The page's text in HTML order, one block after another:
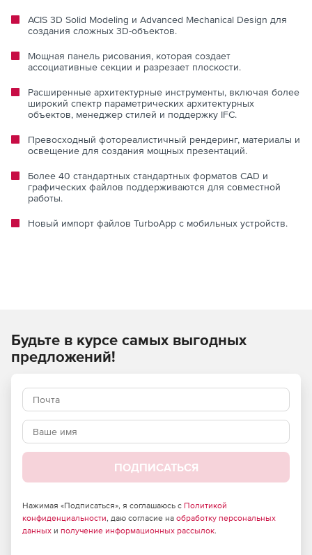
ACIS 3D Solid Modeling и Advanced Mechanical Design для
создания сложных 3D-объектов.
Мощная панель рисования, которая создает
ассоциативные секции и разрезает плоскости.
Расширенные архитектурные инструменты, включая более
широкий спектр параметрических архитектурных
объектов, менеджер стилей и поддержку IFC.
Превосходный фотореалистичный рендеринг, материалы и
освещение для создания мощных презентаций.
Более 40 стандартных стандартных форматов CAD и
графических файлов поддерживаются для совместной
работы.
Новый импорт файлов TurboApp с мобильных устройств.
Будьте в курсе самых выгодных
предложений!
ПОДПИСАТЬСЯ
Нажимая «Подписаться», я соглашаюсь с Политикой
конфиденциальности, даю согласие на обработку персональных
данных и получение информационных рассылок.